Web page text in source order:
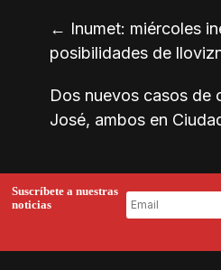
← Inumet: miércoles
posibilidades de
Dos nuevos casos de
José, ambos en
Suscríbete a nuestras
noticias